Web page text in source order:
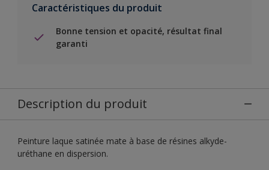
Caractéristiques du produit
Bonne tension et opacité, résultat final
garanti
Description du produit
Peinture laque satinée mate à base de résines alkyde-
uréthane en dispersion.